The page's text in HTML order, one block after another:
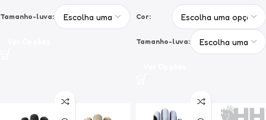
Tamanho-luva: Cor:
Tamanho-luva: